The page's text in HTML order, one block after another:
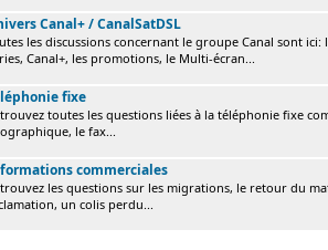
Canal+ / CanalSatDSL
les discussions concernant le groupe Canal sont
Canal+, les promotions, le Multi-écran...
fixe
toutes les questions liées à la téléphonie fixe
le fax...
commerciales
les questions sur les migrations, le retour du
un colis perdu...